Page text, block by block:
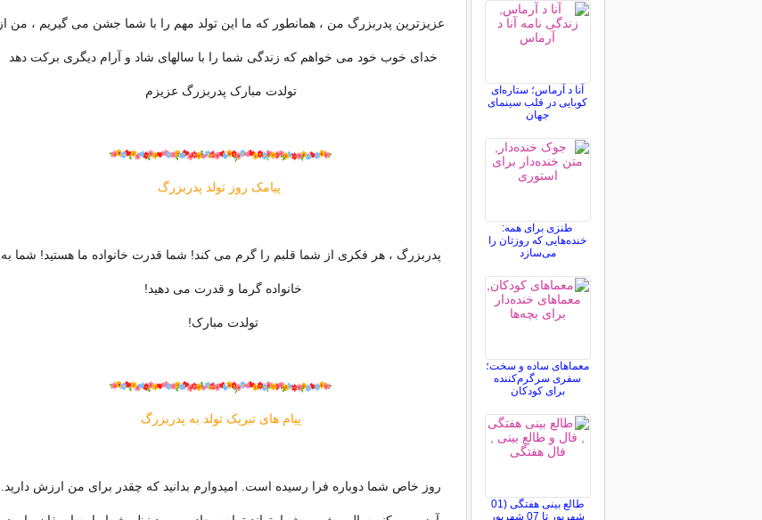
عزیزترین پدربزرگ من ، همانطور که ما این تولد مهم را با شما جشن می گیریم ، من از
خدای خوب خود می خواهم که زندگی شما را با سالهای شاد و آرام دیگری برکت دهد
تولدت مبارک پدربزرگ عزیزم
پیامک روز تولد پدربزرگ
پدربزرگ ، هر فکری از شما قلبم را گرم می کند! شما قدرت خانواده ما هستید! شما به
خانواده گرما و قدرت می دهید!
تولدت مبارک!
پیام های تبریک تولد به پدربزرگ
روز خاص شما دوباره فرا رسیده است. امیدوارم بدانید که چقدر برای من ارزش دارید.
آنا د آرماس؛ ستاره‌ای
کوبایی در قلب سینمای
جهان
طنزی برای همه:
خنده‌هایی که روزتان را
می‌سازد
معماهای ساده و سخت؛
سفری سرگرم‌کننده
برای کودکان
طالع بینی هفتگی (01
شهریور تا 07 شهریور